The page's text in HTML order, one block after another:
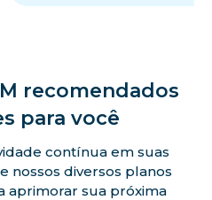
recomendados
para você
contínua em suas
nossos diversos planos
aprimorar sua próxima